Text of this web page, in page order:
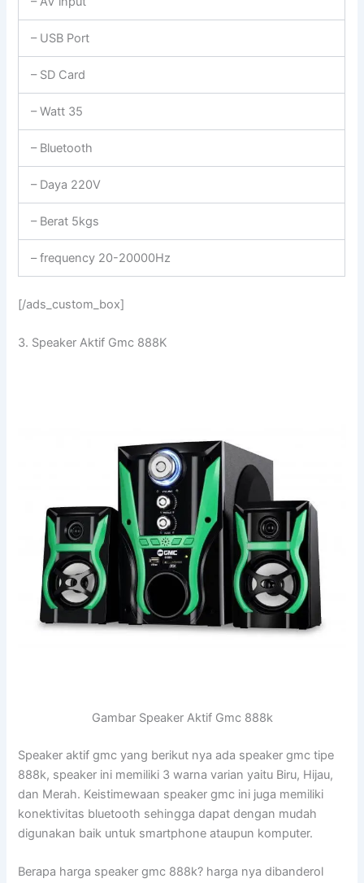
– USB Port
– SD Card
– Watt 35
– Bluetooth
– Daya 220V
– Berat 5kgs
– frequency 20-20000Hz
[/ads_custom_box]
3. Speaker Aktif Gmc 888K
Gambar Speaker Aktif Gmc 888k
Speaker aktif gmc yang berikut nya ada speaker gmc tipe
888k, speaker ini memiliki 3 warna varian yaitu Biru, Hijau,
dan Merah. Keistimewaan speaker gmc ini juga memiliki
konektivitas bluetooth sehingga dapat dengan mudah
digunakan baik untuk smartphone ataupun komputer.
Berapa harga speaker gmc 888k? harga nya dibanderol